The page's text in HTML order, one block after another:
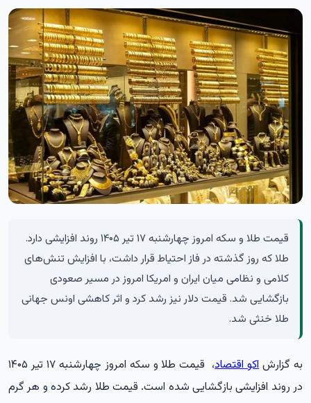
قیمت طلا و سکه امروز چهارشنبه ۱۷ تیر ۱۴۰۵ روند افزایشی دارد.
طلا که روز گذشته در فاز احتیاط قرار داشت، با افزایش تنش‌های
کلامی و نظامی میان ایران و امریکا امروز در مسیر صعودی
بازگشایی شد. قیمت دلار نیز رشد کرد و اثر کاهشی اونس جهانی
طلا خنثی شد.
به گزارشاکو اقتصاد
، قیمت طلا و سکه امروز چهارشنبه ۱۷ تیر ۱۴۰۵
در روند افزایشی بازگشایی شده است. قیمت طلا رشد کرده و هر گرم